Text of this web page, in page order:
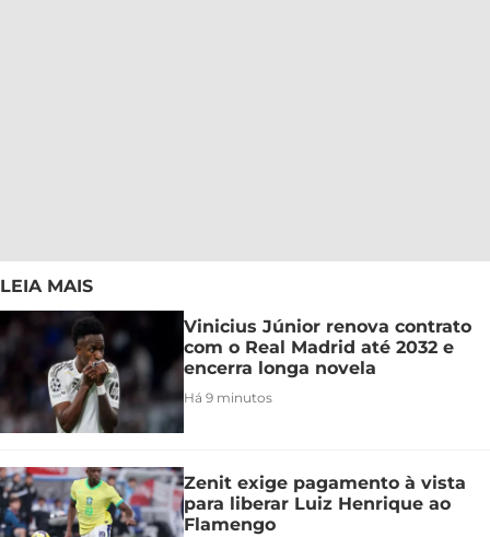
LEIA MAIS
Vinicius Júnior renova contrato
com o Real Madrid até 2032 e
encerra longa novela
Há 9 minutos
Zenit exige pagamento à vista
para liberar Luiz Henrique ao
Flamengo